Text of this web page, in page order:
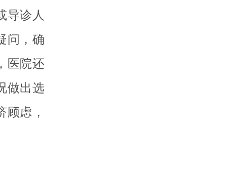
导诊人
问，确
医院还
做出选
虑，